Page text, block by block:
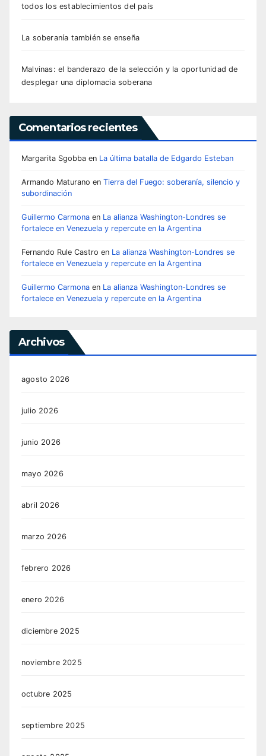
todos los establecimientos del país
La soberanía también se enseña
Malvinas: el banderazo de la selección y la oportunidad de
desplegar una diplomacia soberana
Comentarios recientes
Margarita Sgobba en La última batalla de Edgardo Esteban
Armando Maturano en Tierra del Fuego: soberanía, silencio y
subordinación
Guillermo Carmona en La alianza Washington-Londres se
fortalece en Venezuela y repercute en la Argentina
Fernando Rule Castro en La alianza Washington-Londres se
fortalece en Venezuela y repercute en la Argentina
Guillermo Carmona en La alianza Washington-Londres se
fortalece en Venezuela y repercute en la Argentina
Archivos
agosto 2026
julio 2026
junio 2026
mayo 2026
abril 2026
marzo 2026
febrero 2026
enero 2026
diciembre 2025
noviembre 2025
octubre 2025
septiembre 2025